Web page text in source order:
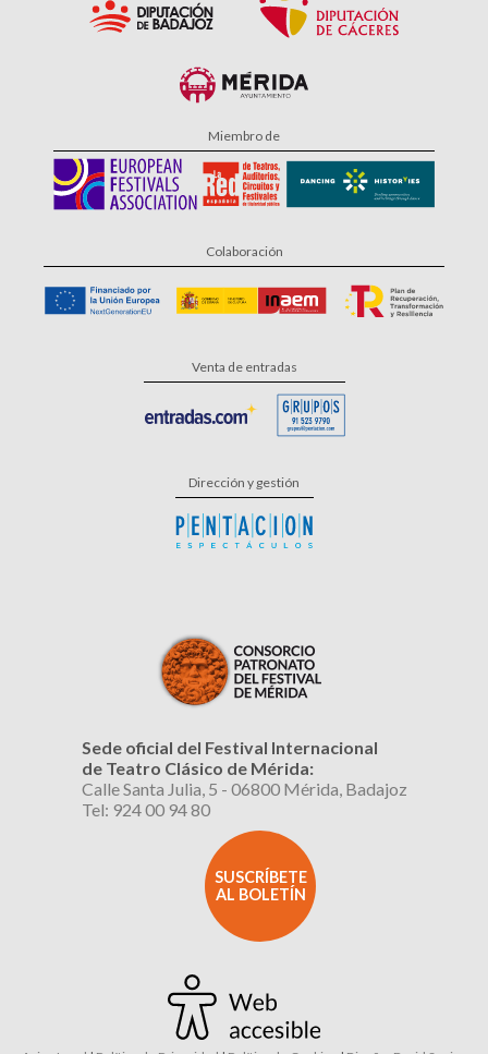
Miembro de
Colaboración
Venta de entradas
Dirección y gestión
Sede oficial del Festival Internacional
de Teatro Clásico de Mérida:
Calle Santa Julia, 5 - 06800 Mérida, Badajoz
Tel: 924 00 94 80
SUSCRÍBETE
AL BOLETÍN